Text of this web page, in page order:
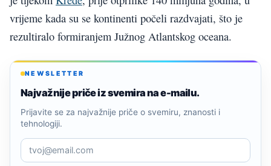
vrijeme kada su se kontinenti počeli razdvajati, što je
rezultiralo formiranjem Južnog Atlantskog oceana.
NEWSLETTER
Najvažnije priče iz svemira na e-mailu.
Prijavite se za najvažnije priče o svemiru, znanosti i
tehnologiji.